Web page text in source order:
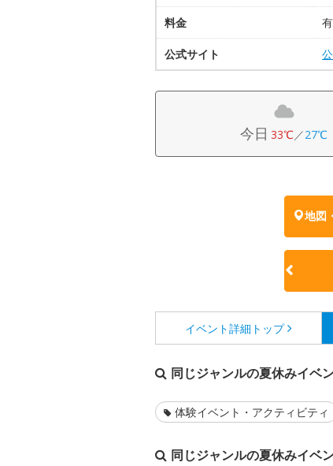
料金
公式サイト
今日 33℃／27℃
地図
イベント詳細 トップ
同じジャンルの夏休みイベ
体験イベント・アクティビティ
同じジャンルの夏休みイベ